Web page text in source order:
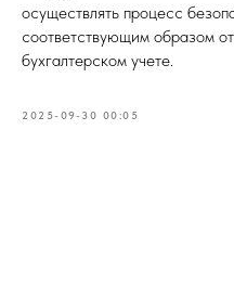
осуществлять процесс
соответствующим образом
бухгалтерском учете.
2025-09-30 00:05